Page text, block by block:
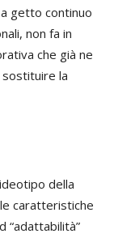
getto continuo
non fa in
che già ne
sostituire la
della
caratteristiche
“adattabilità”